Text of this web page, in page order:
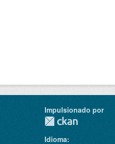
Impulsionado por
Idioma